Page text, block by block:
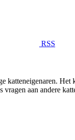
RSS
katteneigenaren.
aan andere